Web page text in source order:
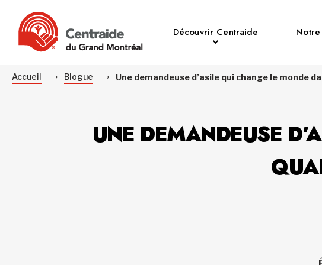
Découvrir Centraide
Accueil Blogue Une demandeuse d’asile qui change le monde
UNE DEMANDEUSE